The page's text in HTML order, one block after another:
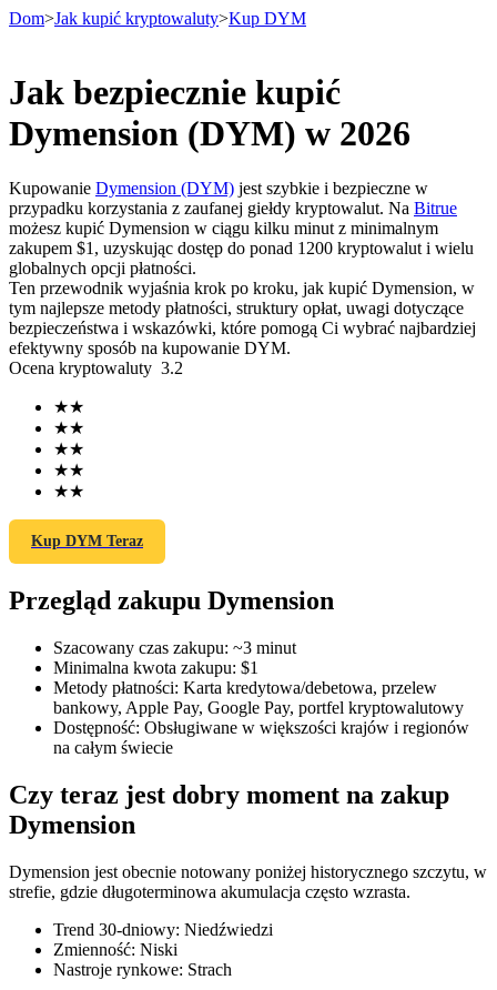
Kontrakty terminowe
Kontrakty terminowe na USDT
Kontrakty futures wykorzystujące USDT jako zabezpieczenie
Kontrakty terminowe COIN-M
TradFi
Instrumenty pochodne na akcje, forex, metale szlachetne i
Dom>Jak kupić kryptowaluty>Kup DYM
Jak bezpiecznie kupić
Dymension (DYM) w 2026
Kupowanie Dymension (DYM) jest szybkie i bezpieczne w
przypadku korzystania z zaufanej giełdy kryptowalut. Na Bitrue
możesz kupić Dymension w ciągu kilku minut z minimalnym
zakupem $1, uzyskując dostęp do ponad 1200 kryptowalut i wielu
globalnych opcji płatności.
Ten przewodnik wyjaśnia krok po kroku, jak kupić Dymension, w
tym najlepsze metody płatności, struktury opłat, uwagi dotyczące
bezpieczeństwa i wskazówki, które pomogą Ci wybrać najbardziej
efektywny sposób na kupowanie DYM.
Ocena kryptowaluty 3.2
★★
★★
★★
★★
★★
Kup DYM Teraz
Przegląd zakupu Dymension
Szacowany czas zakupu: ~3 minut
Minimalna kwota zakupu: $1
Metody płatności: Karta kredytowa/debetowa, przelew
bankowy, Apple Pay, Google Pay, portfel kryptowalutowy
Dostępność: Obsługiwane w większości krajów i regionów
na całym świecie
Czy teraz jest dobry moment na zakup
Dymension
Dymension jest obecnie notowany poniżej historycznego szczytu, w
strefie, gdzie długoterminowa akumulacja często wzrasta.
Trend 30-dniowy: Niedźwiedzi
Zmienność: Niski
Nastroje rynkowe: Strach